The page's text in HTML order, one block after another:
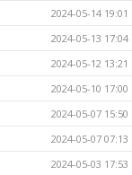
2024-05-14 19:01
2024-05-13 17:04
2024-05-12 13:21
2024-05-10 17:00
2024-05-07 15:50
2024-05-07 07:13
2024-05-03 17:53